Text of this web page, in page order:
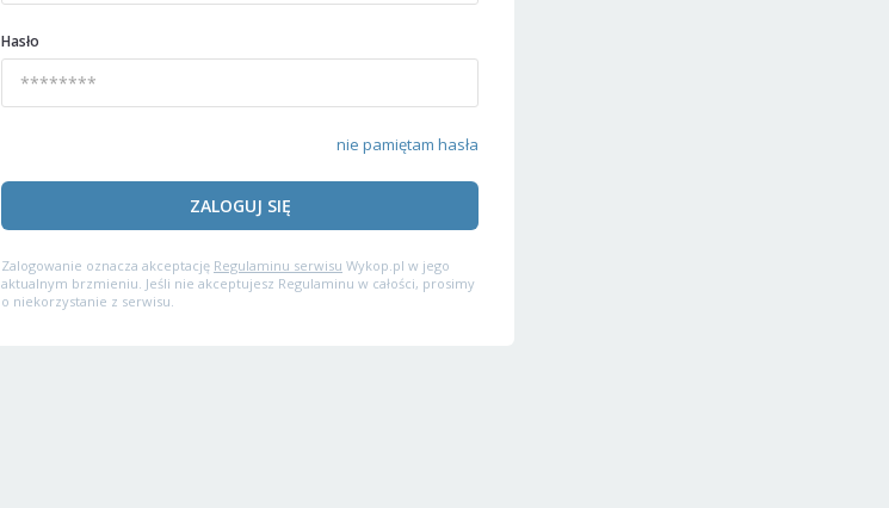
Hasło
nie pamiętam hasła
ZALOGUJ SIĘ
Zalogowanie oznacza akceptację Regulaminu serwisu Wykop.pl w jego
aktualnym brzmieniu. Jeśli nie akceptujesz Regulaminu w całości, prosimy
o niekorzystanie z serwisu.